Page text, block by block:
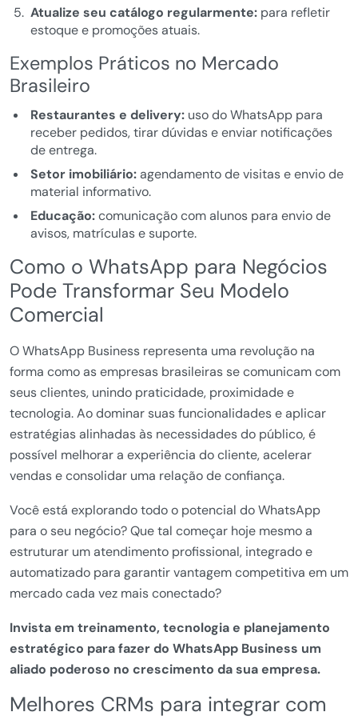
Atualize seu catálogo regularmente:para refletir
estoque e promoções atuais.
Exemplos Práticos no Mercado
Brasileiro
Restaurantes e delivery:uso do WhatsApp para
receber pedidos, tirar dúvidas e enviar notificações
de entrega.
Setor imobiliário:agendamento de visitas e envio de
material informativo.
Educação:comunicação com alunos para envio de
avisos, matrículas e suporte.
Como o WhatsApp para Negócios
Pode Transformar Seu Modelo
Comercial
O WhatsApp Business representa uma revolução na
forma como as empresas brasileiras se comunicam com
seus clientes, unindo praticidade, proximidade e
tecnologia. Ao dominar suas funcionalidades e aplicar
estratégias alinhadas às necessidades do público, é
possível melhorar a experiência do cliente, acelerar
vendas e consolidar uma relação de confiança.
Você está explorando todo o potencial do WhatsApp
para o seu negócio? Que tal começar hoje mesmo a
estruturar um atendimento profissional, integrado e
automatizado para garantir vantagem competitiva em um
mercado cada vez mais conectado?
Invista em treinamento, tecnologia e planejamento
estratégico para fazer do WhatsApp Business um
aliado poderoso no crescimento da sua empresa.
Melhores CRMs para integrar com